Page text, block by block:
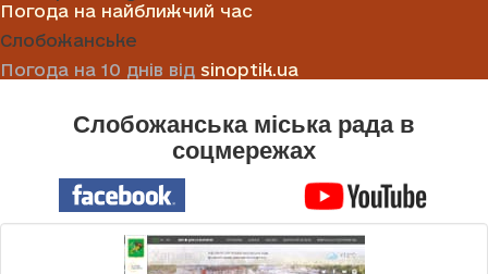
Погода на найближчий час
Слобожанське
Погода на 10 днів від sinoptik.ua
Слобожанська міська рада в
соцмережах